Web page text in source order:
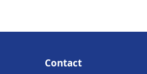
Contact